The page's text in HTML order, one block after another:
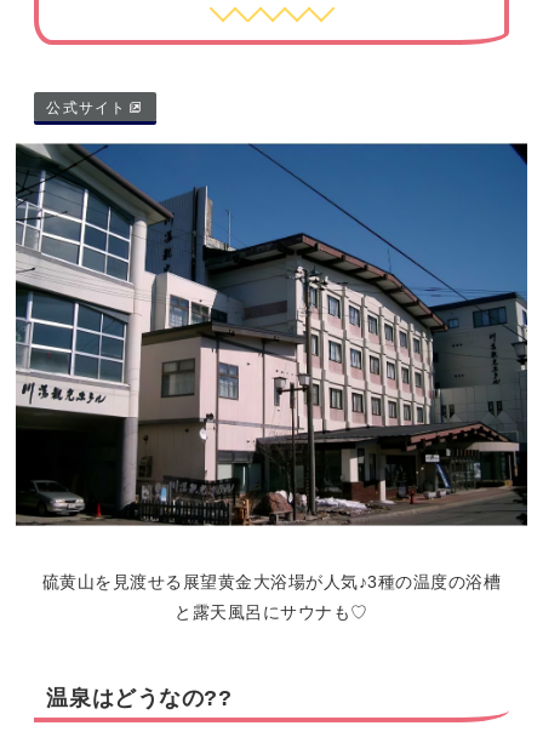
公式サイト
硫黄山を見渡せる展望黄金大浴場が人気♪3種の温度の浴槽
と露天風呂にサウナも♡
温泉はどうなの??